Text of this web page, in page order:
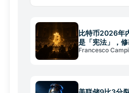
比特币2026年
是「宪法」，
Francesco